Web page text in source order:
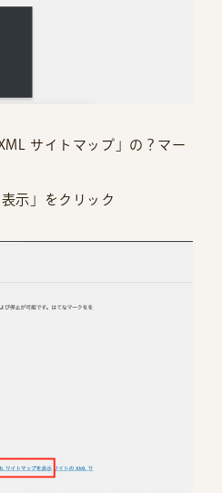
サイトマップ」の？マー
示」をクリック